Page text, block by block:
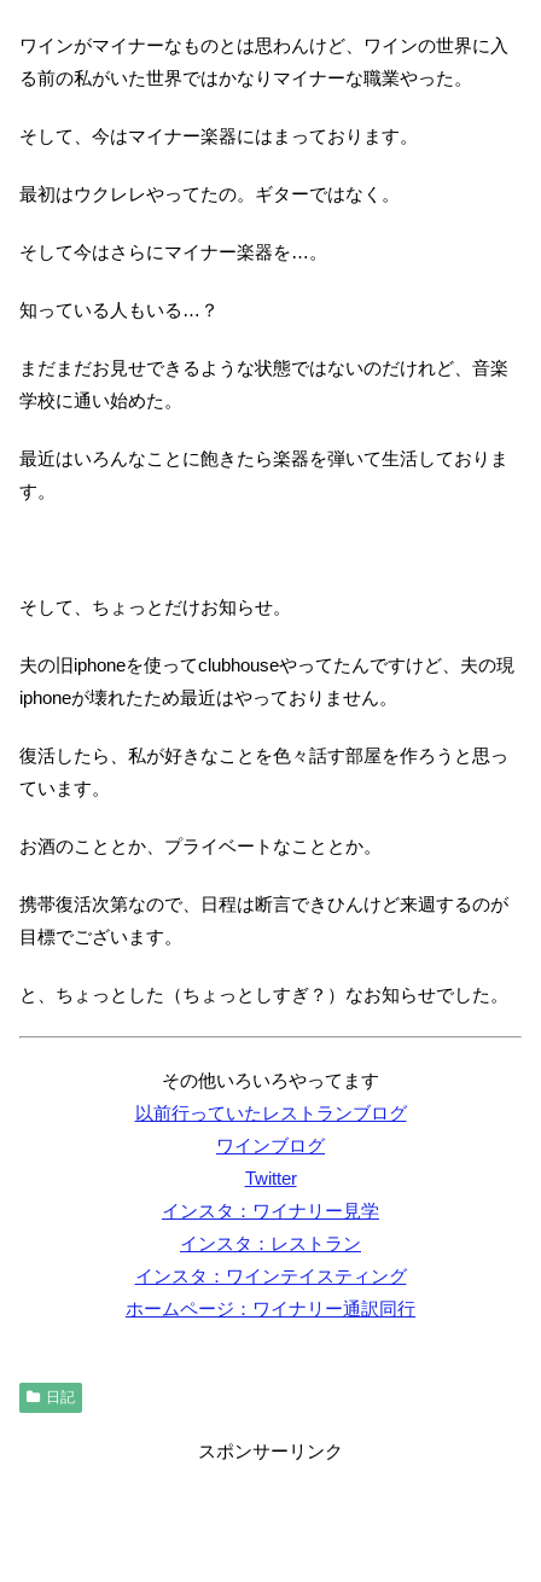
ワインがマイナーなものとは思わんけど、ワインの世界に入
る前の私がいた世界ではかなりマイナーな職業やった。
そして、今はマイナー楽器にはまっております。
最初はウクレレやってたの。ギターではなく。
そして今はさらにマイナー楽器を…。
知っている人もいる…？
まだまだお見せできるような状態ではないのだけれど、音楽
学校に通い始めた。
最近はいろんなことに飽きたら楽器を弾いて生活しておりま
す。
そして、ちょっとだけお知らせ。
夫の旧iphoneを使ってclubhouseやってたんですけど、夫の現
iphoneが壊れたため最近はやっておりません。
復活したら、私が好きなことを色々話す部屋を作ろうと思っ
ています。
お酒のこととか、プライベートなこととか。
携帯復活次第なので、日程は断言できひんけど来週するのが
目標でございます。
と、ちょっとした（ちょっとしすぎ？）なお知らせでした。
その他いろいろやってます
以前行っていたレストランブログ
ワインブログ
Twitter
インスタ：ワイナリー見学
インスタ：レストラン
インスタ：ワインテイスティング
ホームページ：ワイナリー通訳同行
日記
スポンサーリンク